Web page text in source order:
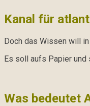
Kanal für
Doch das Wissen will
Es soll aufs Papier und
Was bedeutet